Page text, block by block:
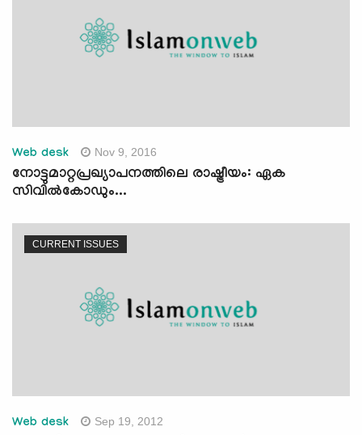
Web desk Nov 9, 2016
നോട്ടുമാറ്റപ്രഖ്യാപനത്തിലെ രാഷ്ട്രീയം: ഏക
സിവില്‍കോഡും...
CURRENT ISSUES
Web desk Sep 19, 2012